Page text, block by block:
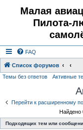
Малая
Пилота-
FAQ
Список форумов
Темы без ответов Активные
Перейти к расширенному
Найдено
Подходящих тем или